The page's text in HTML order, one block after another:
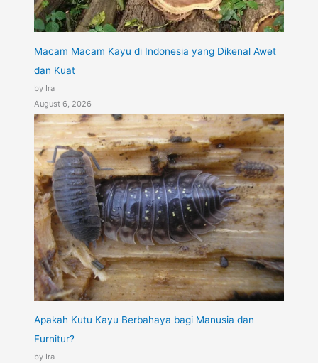
Macam Macam Kayu di Indonesia yang Dikenal Awet
dan Kuat
by Ira
August 6, 2026
Apakah Kutu Kayu Berbahaya bagi Manusia dan
Furnitur?
by Ira